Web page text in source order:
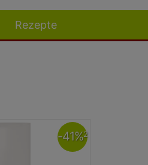
Rezepte
-41%2